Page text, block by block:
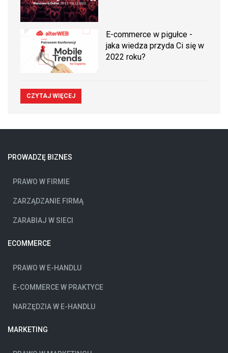
E-commerce w pigułce -
jaka wiedza przyda Ci się w
2022 roku?
CZYTAJ WIĘCEJ
PROWADZĘ BIZNES
PRAWO W FIRMIE
ZARZĄDZANIE FIRMĄ
ZARABIAJ W SIECI
ECOMMERCE
PRAWO W E-HANDLU
E-COMMERCE W PRAKTYCE
NARZĘDZIA W E-HANDLU
MARKETING